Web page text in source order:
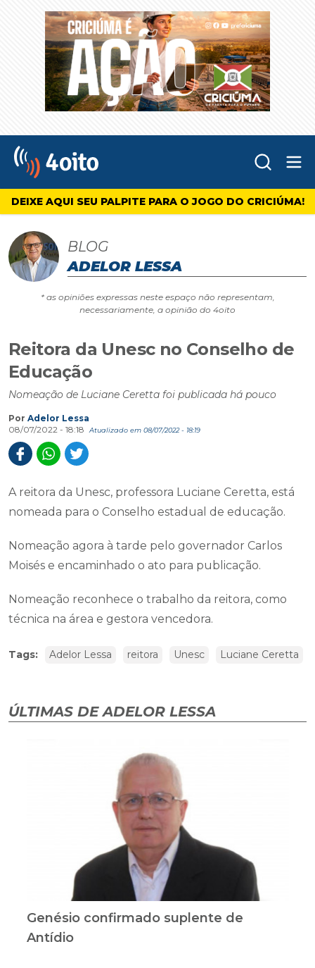
4oito
DEIXE AQUI SEU PALPITE PARA O JOGO DO CRICIÚMA!
BLOG
ADELOR LESSA
* as opiniões expressas neste espaço não representam,
necessariamente, a opinião do 4oito
Reitora da Unesc no Conselho de
Educação
Nomeação de Luciane Ceretta foi publicada há pouco
Por Adelor Lessa
08/07/2022 - 18:18
Atualizado em 08/07/2022 - 18:19
A reitora da Unesc, professora Luciane Ceretta, está
nomeada para o Conselho estadual de educação.
Nomeação agora à tarde pelo governador Carlos
Moisés e encaminhado o ato para publicação.
Nomeação reconhece o trabalho da reitora, como
técnica na área e gestora vencedora.
Tags: Adelor Lessa reitora Unesc Luciane Ceretta
ÚLTIMAS DE ADELOR LESSA
Genésio confirmado suplente de
Antídio